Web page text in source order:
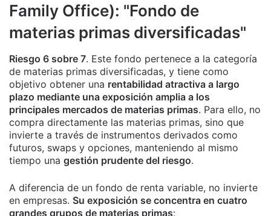
Family Office): "Fondo de
materias primas diversificadas"
Riesgo 6 sobre 7. Este fondo pertenece a la categoría
de materias primas diversificadas, y tiene como
objetivo obtener una rentabilidad atractiva a largo
plazo mediante una exposición amplia a los
principales mercados de materias primas. Para ello, no
compra directamente las materias primas, sino que
invierte a través de instrumentos derivados como
futuros, swaps y opciones, manteniendo al mismo
tiempo una gestión prudente del riesgo.
A diferencia de un fondo de renta variable, no invierte
en empresas. Su exposición se concentra en cuatro
grandes grupos de materias primas: